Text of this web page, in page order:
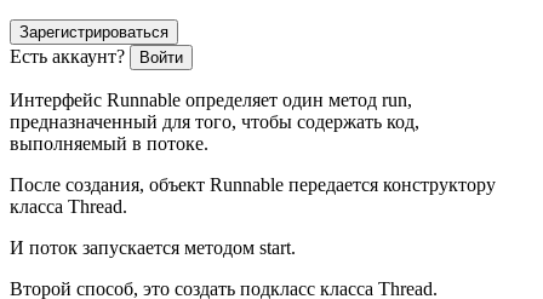
Зарегистрироваться
Есть аккаунт? Войти
Интерфейс Runnable определяет один метод run,
предназначенный для того, чтобы содержать код,
выполняемый в потоке.
После создания, объект Runnable передается конструктору
класса Thread.
И поток запускается методом start.
Второй способ, это создать подкласс класса Thread.